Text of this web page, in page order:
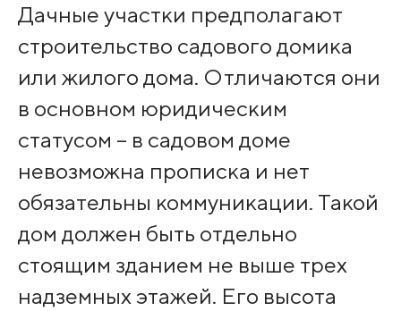
Дачные участки предполагают
строительство садового домика
или жилого дома. Отличаются они
в основном юридическим
статусом – в садовом доме
невозможна прописка и нет
обязательны коммуникации. Такой
дом должен быть отдельно
стоящим зданием не выше трех
надземных этажей. Его высота